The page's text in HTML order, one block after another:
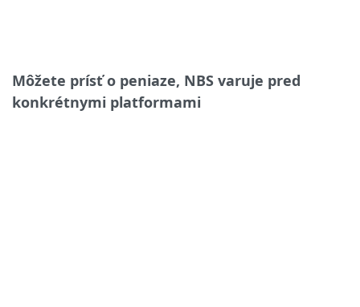
Môžete prísť o peniaze, NBS varuje pred
konkrétnymi platformami